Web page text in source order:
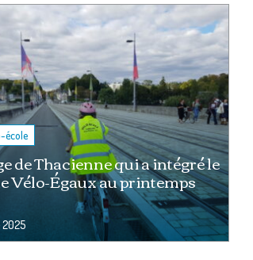
école
de Thacienne qui a intégré le
Vélo-Égaux au printemps
2025